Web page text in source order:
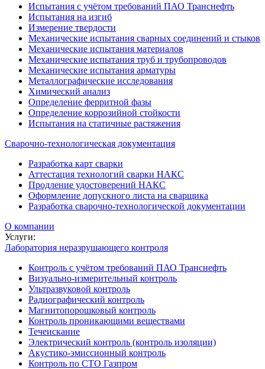
Испытания с учётом требований ПАО Транснефть
Испытания на изгиб
Измерение твердости
Механические испытания сварных соединений и стыков
Механические испытания материалов
Механические испытания труб и трубопроводов
Механические испытания арматуры
Металлографические исследования
Химический анализ
Определение ферритной фазы
Определение коррозийной стойкости
Испытания на статичные растяжения
Сварочно-технологическая документация
Разработка карт сварки
Аттестация технологий сварки НАКС
Продление удостоверений НАКС
Оформление допускного листа на сварщика
Разработка сварочно-технологической документации
О компании
Услуги:
Лаборатория неразрушающего контроля
Контроль с учётом требований ПАО Транснефть
Визуально-измерительный контроль
Ультразвуковой контроль
Радиографический контроль
Магнитопорошковый контроль
Контроль проникающими веществами
Течеискание
Электрический контроль (контроль изоляции)
Акустико-эмиссионный контроль
Контроль по СТО Газпром